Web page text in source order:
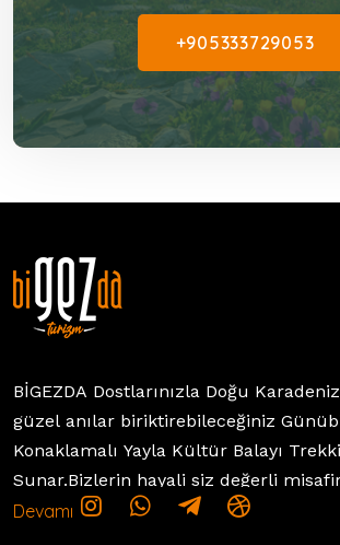
+905333729053
BİGEZDA Dostlarınızla Doğu
güzel anılar biriktirebileceğiniz
Konaklamalı Yayla Kültür Balayı
Sunar.Bizlerin hayali siz değerli
bir yolculuğa çıkarmaktır. Amacımız
Devamı